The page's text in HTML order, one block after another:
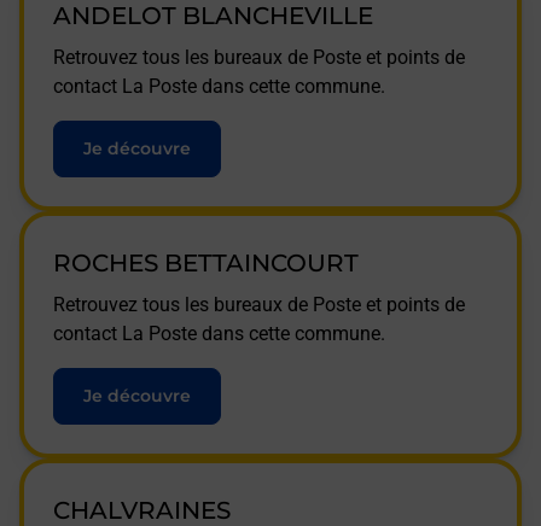
ANDELOT BLANCHEVILLE
Retrouvez tous les bureaux de Poste et points de
contact La Poste dans cette commune.
Je découvre
ROCHES BETTAINCOURT
Retrouvez tous les bureaux de Poste et points de
contact La Poste dans cette commune.
Je découvre
CHALVRAINES